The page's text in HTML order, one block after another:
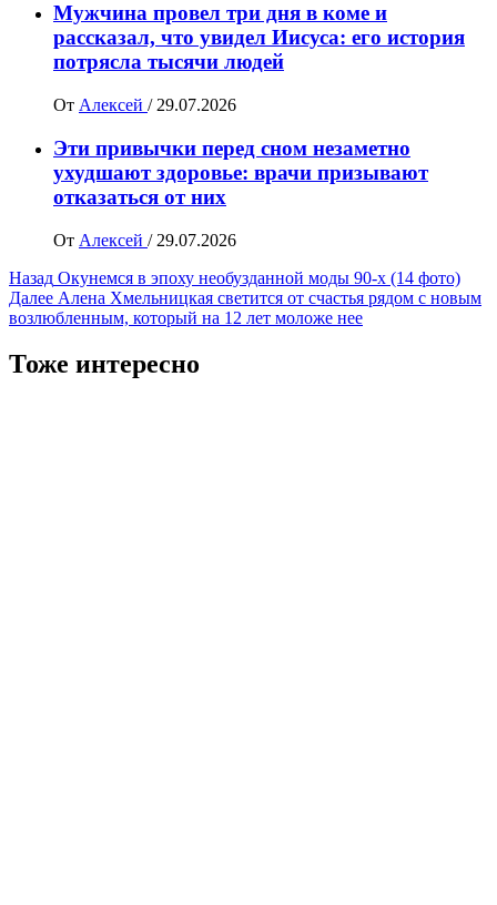
Мужчина провел три дня в коме и
рассказал, что увидел Иисуса: его история
потрясла тысячи людей
От Алексей / 29.07.2026
Эти привычки перед сном незаметно
ухудшают здоровье: врачи призывают
отказаться от них
От Алексей / 29.07.2026
Навигация
записи
Назад Окунемся в эпоху необузданной моды 90-х (14 фото)
Далее Алена Хмельницкая светится от счастья рядом с новым
возлюбленным, который на 12 лет моложе нее
Тоже интересно